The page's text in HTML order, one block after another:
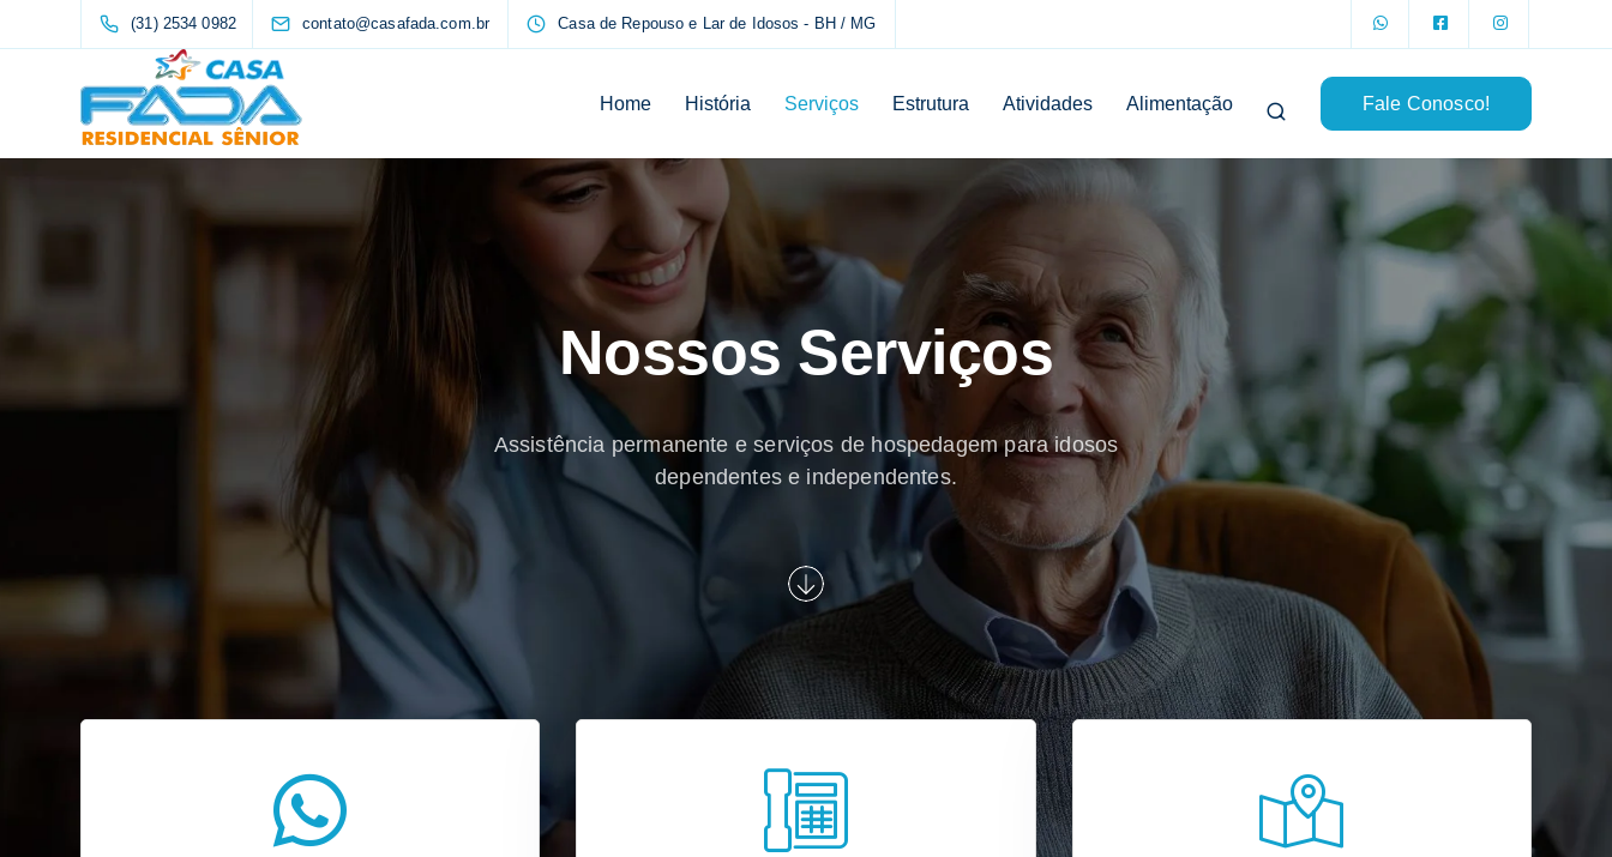
(31) 2534 0982 contato@casafada.com.br Casa de Repouso e Lar de Idosos - BH / MG
Home História Serviços Estrutura Atividades Alimentação Fale Conosco!
Nossos Serviços
Assistência permanente e serviços de hospedagem para idosos
dependentes e independentes.